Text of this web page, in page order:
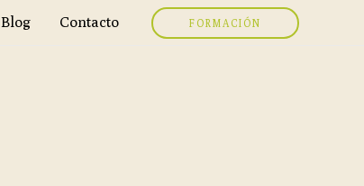
Blog Contacto FORMACIÓN